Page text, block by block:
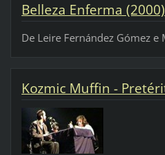
Belleza Enferma (2000)
De Leire Fernández Gómez e
Kozmic Muffin -